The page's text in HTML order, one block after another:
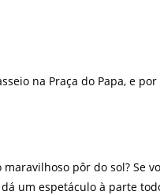
na Praça do Papa, e
pôr do sol? Se
um espetáculo à parte